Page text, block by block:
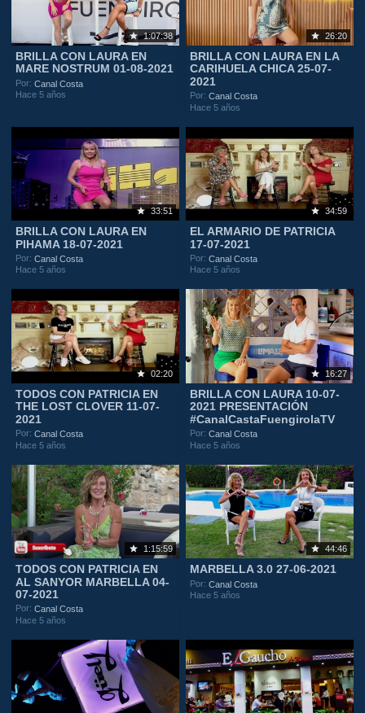
1:07:38
BRILLA CON LAURA EN
MARE NOSTRUM 01-08-2021
Por:Canal Costa
Hace 5 años
26:20
BRILLA CON LAURA EN LA
CARIHUELA CHICA 25-07-
2021
Por:Canal Costa
Hace 5 años
33:51
BRILLA CON LAURA EN
PIHAMA 18-07-2021
Por:Canal Costa
Hace 5 años
34:59
EL ARMARIO DE PATRICIA
17-07-2021
Por:Canal Costa
Hace 5 años
02:20
TODOS CON PATRICIA EN
THE LOST CLOVER 11-07-
2021
Por:Canal Costa
Hace 5 años
16:27
BRILLA CON LAURA 10-07-
2021 PRESENTACIÓN
#CanalCastaFuengirolaTV
Por:Canal Costa
Hace 5 años
1:15:59
TODOS CON PATRICIA EN
AL SANYOR MARBELLA 04-
07-2021
Por:Canal Costa
Hace 5 años
44:46
MARBELLA 3.0 27-06-2021
Por:Canal Costa
Hace 5 años